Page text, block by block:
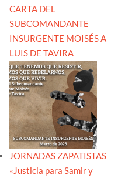
CARTA DEL
SUBCOMANDANTE
INSURGENTE MOISÉS A
LUIS DE TAVIRA
JORNADAS ZAPATISTAS
«Justicia para Samir y